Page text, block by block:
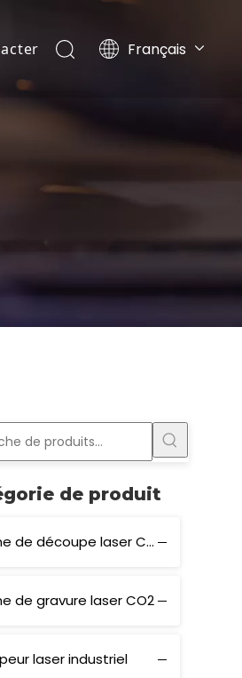
Français
de produit
Machine de découpe laser CO2
de gravure laser CO2
laser industriel